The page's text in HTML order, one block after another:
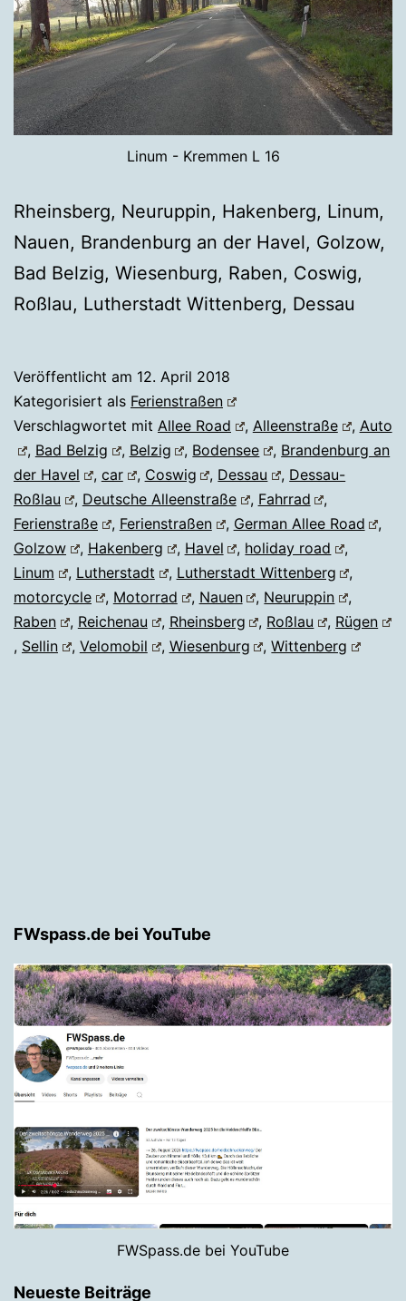
Linum - Kremmen L 16
Rheinsberg, Neuruppin, Hakenberg, Linum,
Nauen, Brandenburg an der Havel, Golzow,
Bad Belzig, Wiesenburg, Raben, Coswig,
Roßlau, Lutherstadt Wittenberg, Dessau
Veröffentlicht am 12. April 2018
Kategorisiert als Ferienstraßen
Verschlagwortet mit Allee Road , Alleenstraße , Auto
, Bad Belzig , Belzig , Bodensee , Brandenburg an
der Havel
, car , Coswig , Dessau , Dessau-
Roßlau
, Deutsche Alleenstraße , Fahrrad
,
Ferienstraße
, Ferienstraßen , German Allee Road
,
Golzow
, Hakenberg , Havel , holiday road
,
Linum
, Lutherstadt , Lutherstadt Wittenberg
,
motorcycle
, Motorrad , Nauen , Neuruppin
,
Raben
, Reichenau , Rheinsberg , Roßlau , Rügen
, Sellin , Velomobil , Wiesenburg ,Wittenberg
FWspass.de bei YouTube
FWSpass.de bei YouTube
Neueste Beiträge